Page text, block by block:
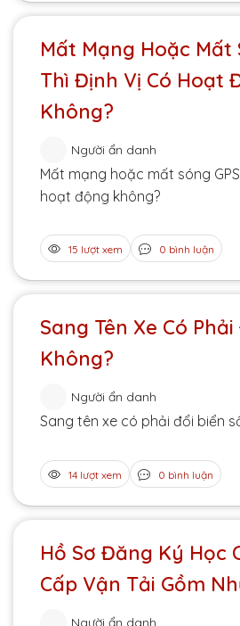
Mất Mạng Hoặc Mất
Thì Định Vị Có Hoạt
Không?
Người ẩn danh
Mất mạng hoặc mất sóng
hoạt động không?
15 lượt xem 0 bình luận
Sang Tên Xe Có
Không?
Người ẩn danh
Sang tên xe có phải đổi biển
14 lượt xem 0 bình luận
Hồ Sơ Đăng Ký Học
Cấp Vận Tải Gồm
Người ẩn danh